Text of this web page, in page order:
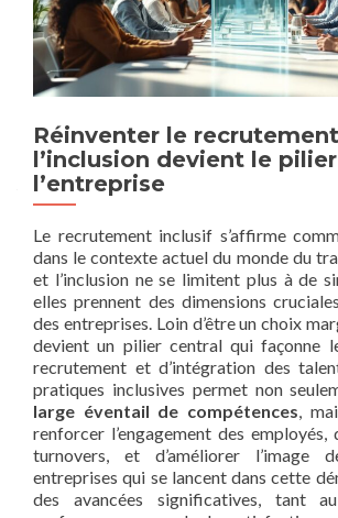
Réinventer le
l’inclusion devient le
l’entreprise
Le recrutement inclusif s’affirme
dans le contexte actuel du monde du
et l’inclusion ne se limitent plus à de
elles prennent des dimensions
des entreprises. Loin d’être un choix
devient un pilier central qui façonne
recrutement et d’intégration des
pratiques inclusives permet non
large éventail de compétences ,
renforcer l’engagement des employés,
turnovers, et d’améliorer l’image
entreprises qui se lancent dans cette
des avancées significatives, tant